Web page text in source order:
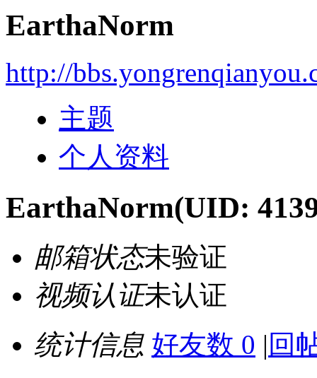
EarthaNorm
http://
主题
个人资料
EarthaNorm(UID:
邮箱状态未验证
视频认证未认证
统计信息 好友数 0 | 回